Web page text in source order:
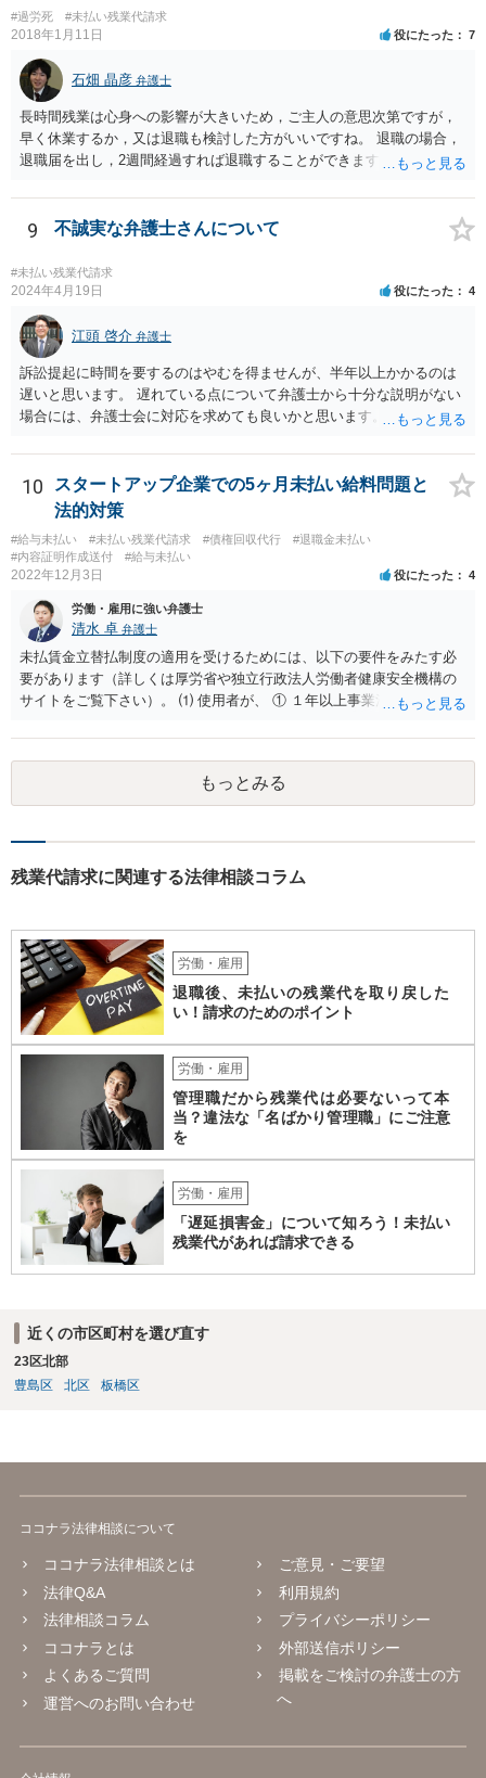
し、B社常駐時であっても本件以外の仕事もさせてもらうことになりま
す。」というものが考えられます。 その提案すら断られるようであれ
ば、ちょっと危険な会社だというシグナルと考えるべきでしょう。
#過労死 #未払い残業代請求
2018年1月11日 役にたった 7
石畑 晶彦 弁護士
長時間残業は心身への影響が大きいため，ご主人の意思次第ですが，
早く休業するか，又は退職も検討した方がいいですね。 退職の場合，
退職届を出し，2週間経過すれば退職することができます。これは会社
であれば，十分な引き継ぎを行った上で，退職することで後々のトラ
ブルは防ぐことが可能です。
9 不誠実な弁護士さんについて
#未払い残業代請求
2024年4月19日 役にたった 4
江頭 啓介 弁護士
訴訟提起に時間を要するのはやむを得ませんが、半年以上かかるのは
遅いと思います。 遅れている点について弁護士から十分な説明がない
場合には、弁護士会に対応を求めても良いかと思います。
10
スタートアップ企業での5ヶ月未払い給料問題と
法的対策
#給与未払い #未払い残業代請求 #債権回収代行
#退職金未払い
#内容証明作成送付
#給与未払い
2022年12月3日 役にたった 4
労働・雇用に強い弁護士
清水 卓 弁護士
未払賃金立替払制度の適用を受けるためには、以下の要件をみたす必
要があります（詳しくは厚労省や独立行政法人労働者健康安全機構の
サイトをご覧下さい）。 ⑴ 使用者が、 ① １年以上事業活動を行って
産管財人等に倒産の事実等を証明してもらう必要あり。 •事実上の倒産
（中小企業について、事業活動が停止し、再開する見込みがなく、賃
金支払能力がない場合） → 労働基準監督署長の認定が必要。 (2) 労働
者が、倒産について裁判所への申立て等（法律上の倒産の場合）又は
合、そもそも、労働基準監督署長の認定を要するため、申請•認定に相
働基準監督署へ申告なされているとのことですが、労働基準監督署が
行うのは、原則として、会社への指導や是正勧告のため、未払い賃金
の支払いを会社に強制する措置までは行うことができないという実情
があります。 そのため、退職の意思を既に会社に表明しているのであ
れば、未払賃金の支払を求める労働審判や労働訴訟などの方法に切り
替えることを検討された方が適切なように思います（とろうとされて
いる主題と会社の実態とがマッチしていないように思われます）。 一
度、雇用契約書や就業規則などを持参の上、弁護士に直接相談されて
みてはいかがでしょうか。
もっとみる
残業代請求に関連する法律相談コラム
労働・雇用
退職後、未払いの残業代を取り戻した
い！請求のためのポイント
労働・雇用
管理職だから残業代は必要ないって本
当？違法な「名ばかり管理職」にご注意
を
労働・雇用
「遅延損害金」について知ろう！未払い
残業代があれば請求できる
近くの市区町村を選び直す
23区北部
豊島区
北区 板橋区
ココナラ法律相談について
ココナラ法律相談とは
法律Q&A
法律相談コラム
ココナラとは
よくあるご質問
運営へのお問い合わせ
ご意見・ご要望
利用規約
プライバシーポリシー
外部送信ポリシー
掲載をご検討の弁護士の方
へ